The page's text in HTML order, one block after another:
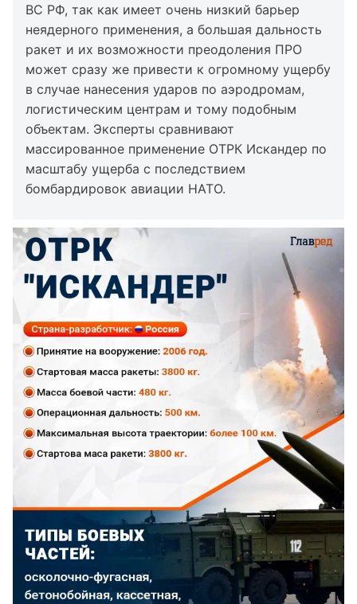
ВС РФ, так как имеет очень низкий барьер
неядерного применения, а большая дальность
ракет и их возможности преодоления ПРО
может сразу же привести к огромному ущербу
в случае нанесения ударов по аэродромам,
логистическим центрам и тому подобным
объектам. Эксперты сравнивают
массированное применение ОТРК Искандер по
масштабу ущерба с последствием
бомбардировок авиации НАТО.